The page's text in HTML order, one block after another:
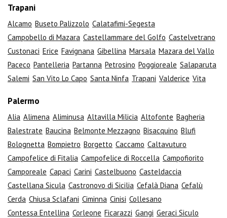
Trapani
Alcamo Buseto Palizzolo Calatafimi-Segesta
Campobello di Mazara Castellammare del Golfo Castelvetrano
Custonaci Erice Favignana Gibellina Marsala Mazara del Vallo
Paceco Pantelleria Partanna Petrosino Poggioreale Salaparuta
Salemi San Vito Lo Capo Santa Ninfa Trapani Valderice Vita
Palermo
Alia Alimena Aliminusa Altavilla Milicia Altofonte Bagheria
Balestrate Baucina Belmonte Mezzagno Bisacquino Blufi
Bolognetta Bompietro Borgetto Caccamo Caltavuturo
Campofelice di Fitalia Campofelice di Roccella Campofiorito
Camporeale Capaci Carini Castelbuono Casteldaccia
Castellana Sicula Castronovo di Sicilia Cefalà Diana Cefalù
Cerda Chiusa Sclafani Ciminna Cinisi Collesano
Contessa Entellina Corleone Ficarazzi Gangi Geraci Siculo